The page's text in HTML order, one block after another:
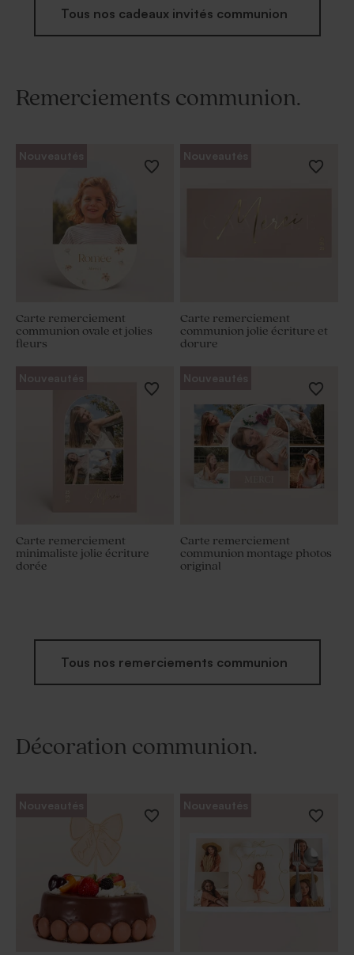
Tous nos cadeaux invités communion
Remerciements communion.
Nouveautés
Carte remerciement
communion ovale et jolies
fleurs
Nouveautés
Carte remerciement
communion jolie écriture et
dorure
Nouveautés
Carte remerciement
minimaliste jolie écriture
dorée
Nouveautés
Carte remerciement
communion montage photos
original
Tous nos remerciements communion
Décoration communion.
Nouveautés Nouveautés